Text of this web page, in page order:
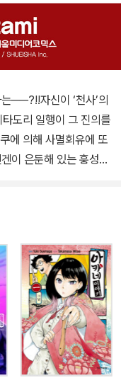
──?!!자신이 ‘천사’의
도리 일행이 그 진의를
에 의해 사멸회유에 또
이 은둔해 있는 훙성궁